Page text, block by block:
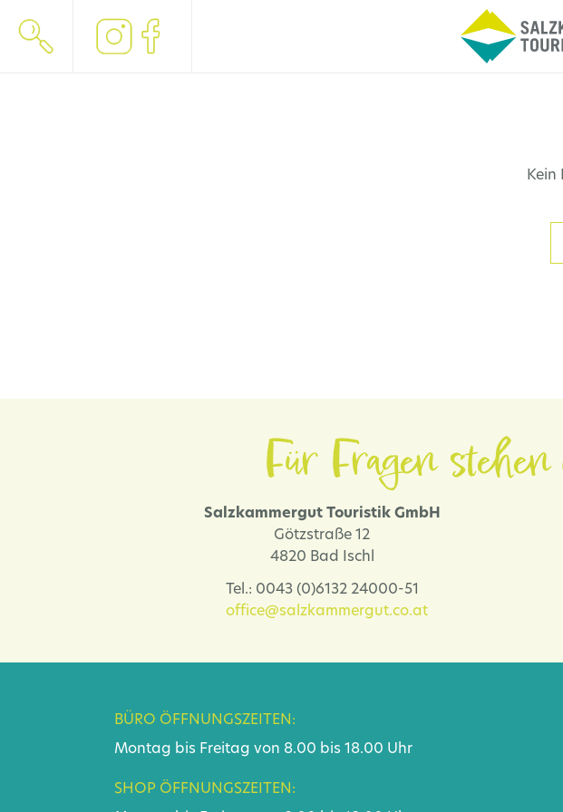
Für Fragen
Salzkammergut Touristik GmbH
Götzstraße 12
4820 Bad Ischl
Tel.: 0043 (0)6132 24000-51
office@salzkammergut.co.at
BÜRO ÖFFNUNGSZEITEN:
Montag bis Freitag von 8.00 bis 18.00 Uhr
SHOP ÖFFNUNGSZEITEN: